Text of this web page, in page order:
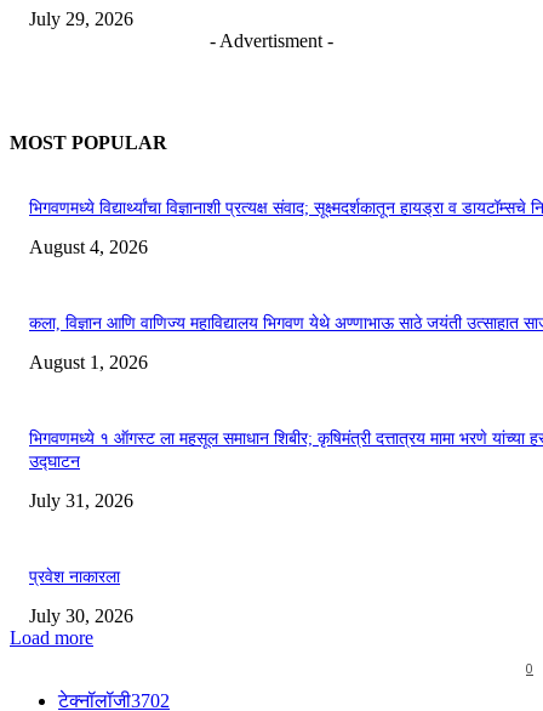
July 29, 2026
- Advertisment -
MOST POPULAR
भिगवणमध्ये विद्यार्थ्यांचा विज्ञानाशी प्रत्यक्ष संवाद; सूक्ष्मदर्शकातून हायड्रा व डायटॉम्सचे
August 4, 2026
कला, विज्ञान आणि वाणिज्य महाविद्यालय भिगवण येथे अण्णाभाऊ साठे जयंती उत्साहात
August 1, 2026
भिगवणमध्ये १ ऑगस्ट ला महसूल समाधान शिबीर; कृषिमंत्री दत्तात्रय मामा भरणे यांच्या
उद्घाटन
July 31, 2026
प्रवेश नाकारला
July 30, 2026
Load more
0
टेक्नॉलॉजी3702